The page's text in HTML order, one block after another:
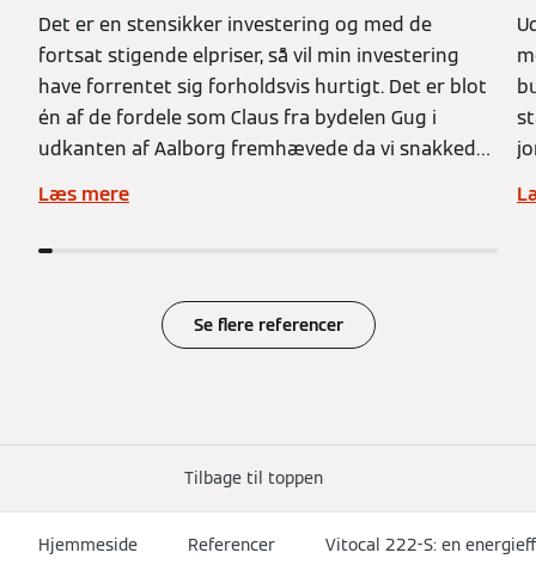
Det er en stensikker investering og med de
fortsat stigende elpriser, så vil min investering
have forrentet sig forholdsvis hurtigt. Det er blot
én af de fordele som Claus fra bydelen Gug i
udkanten af Aalborg fremhævede da vi snakkede
Læs mere
Se flere referencer
Tilbage til toppen
Hjemmeside Referencer Vitocal 222-S: en